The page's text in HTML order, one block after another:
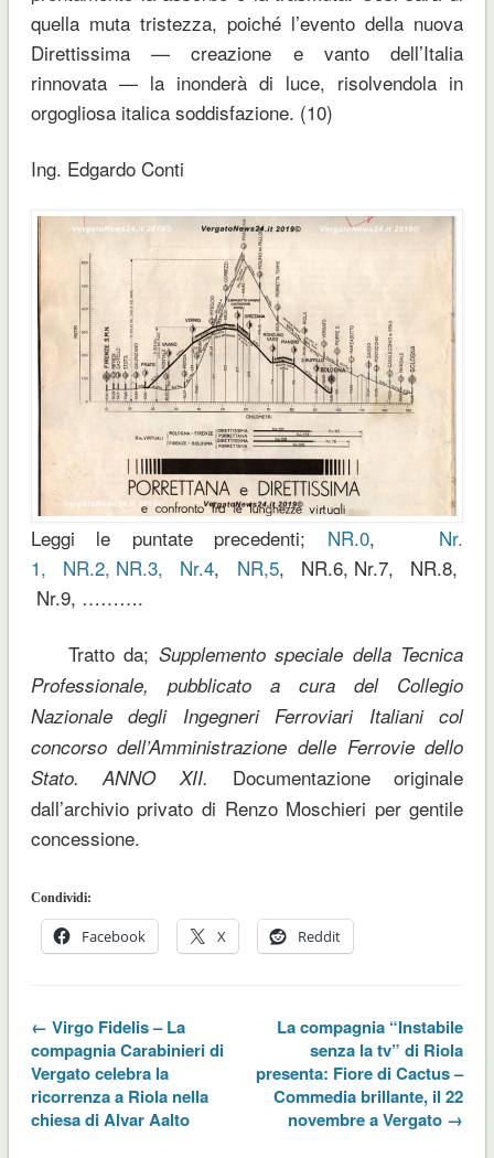
quella muta tristezza, poiché l’evento della nuova
Direttissima — creazione e vanto dell’Italia
rinnovata — la inonderà di luce, risolvendola in
orgogliosa italica soddisfazione. (10)
Ing. Edgardo Conti
Leggi le puntate precedenti; NR.0, Nr.
1,
NR.2, NR.3, Nr.4, NR,5, NR.6, Nr.7, NR.8,
Nr.9, ……….
Tratto da; Supplemento speciale della Tecnica
Professionale, pubblicato a cura del Collegio
Nazionale degli Ingegneri Ferroviari Italiani col
concorso dell’Amministrazione delle Ferrovie dello
Stato. ANNO XII. Documentazione originale
dall’archivio privato di Renzo Moschieri per gentile
concessione.
Condividi:
Facebook X Reddit
← Virgo Fidelis – La
compagnia Carabinieri di
Vergato celebra la
ricorrenza a Riola nella
chiesa di Alvar Aalto
La compagnia “Instabile
senza la tv” di Riola
presenta: Fiore di Cactus –
Commedia brillante, il 22
novembre a Vergato →